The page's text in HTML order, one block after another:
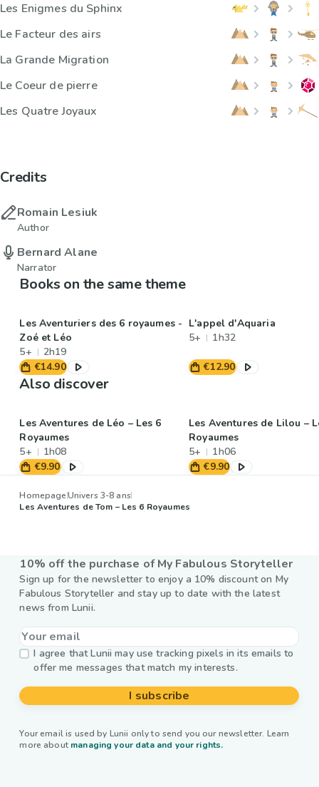
Les Enigmes du Sphinx
Le Facteur des airs
La Grande Migration
Le Coeur de pierre
Les Quatre Joyaux
Credits
Romain Lesiuk
Author
Bernard Alane
Narrator
Books on the same theme
Les Aventuriers des 6 royaumes -
Zoé et Léo
5+
2h19
€14.90
L'appel d'Aquaria
5+
1h32
€12.90
Also discover
Les Aventures de Léo – Les 6
Royaumes
5+
1h08
€9.90
Les Aventures de Lilou –
Royaumes
5+
1h06
€9.90
HomepageUnivers 3-8 ans
Les Aventures de Tom – Les 6 Royaumes
10% off the purchase of My Fabulous Storyteller
Sign up for the newsletter to enjoy a 10% discount on My
Fabulous Storyteller and stay up to date with the latest
news from Lunii.
I agree that Lunii may use tracking pixels in its emails to
offer me messages that match my interests.
I subscribe
Your email is used by Lunii only to send you our newsletter. Learn
more about managing your data and your rights.